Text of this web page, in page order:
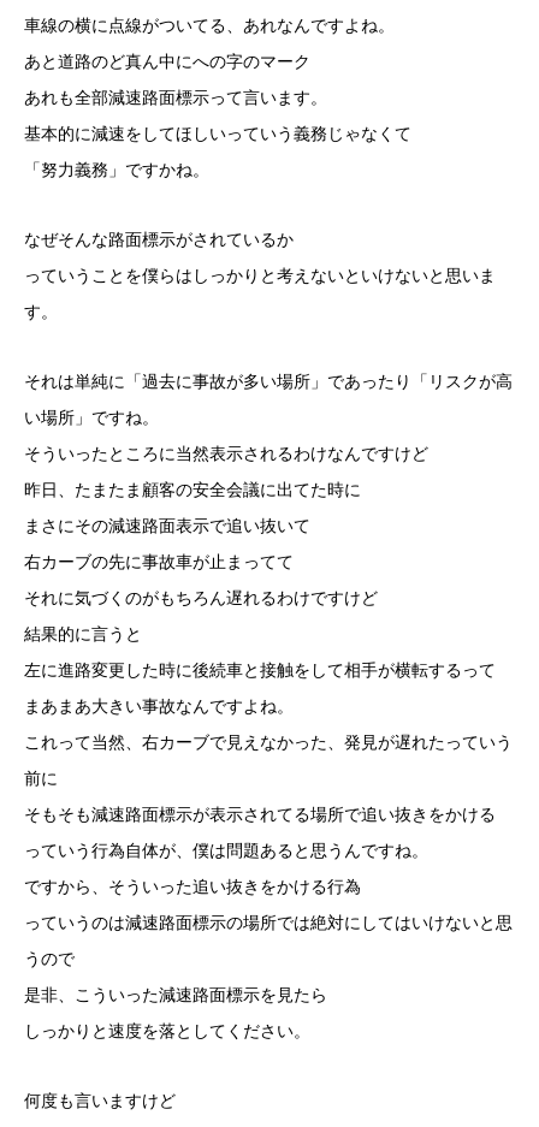
車線の横に点線がついてる、あれなんですよね。
あと道路のど真ん中にへの字のマーク
あれも全部減速路面標示って言います。
基本的に減速をしてほしいっていう義務じゃなくて
「努力義務」ですかね。
なぜそんな路面標示がされているか
っていうことを僕らはしっかりと考えないといけないと思いま
す。
それは単純に「過去に事故が多い場所」であったり「リスクが高
い場所」ですね。
そういったところに当然表示されるわけなんですけど
昨日、たまたま顧客の安全会議に出てた時に
まさにその減速路面表示で追い抜いて
右カーブの先に事故車が止まってて
それに気づくのがもちろん遅れるわけですけど
結果的に言うと
左に進路変更した時に後続車と接触をして相手が横転するって
まあまあ大きい事故なんですよね。
これって当然、右カーブで見えなかった、発見が遅れたっていう
前に
そもそも減速路面標示が表示されてる場所で追い抜きをかける
っていう行為自体が、僕は問題あると思うんですね。
ですから、そういった追い抜きをかける行為
っていうのは減速路面標示の場所では絶対にしてはいけないと思
うので
是非、こういった減速路面標示を見たら
しっかりと速度を落としてください。
何度も言いますけど